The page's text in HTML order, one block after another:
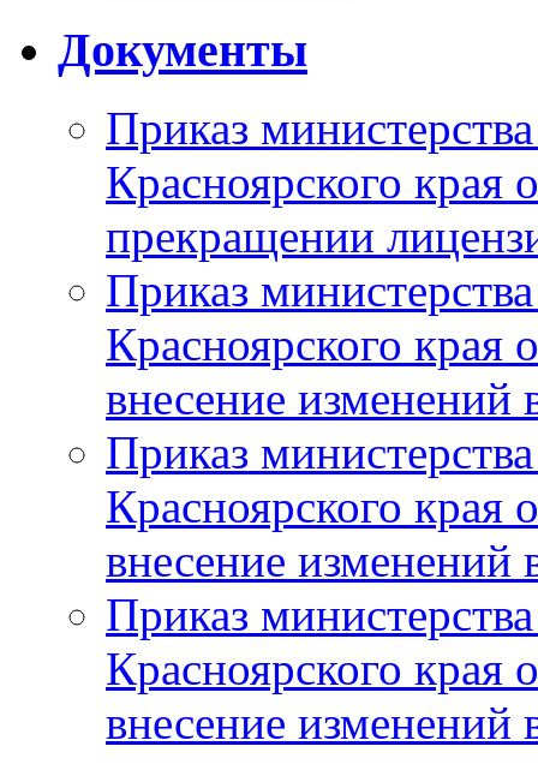
Документы
Приказ
Красноярского
прекращении
Приказ
Красноярского
внесение изменений
Приказ
Красноярского
внесение изменений
Приказ
Красноярского
внесение изменений